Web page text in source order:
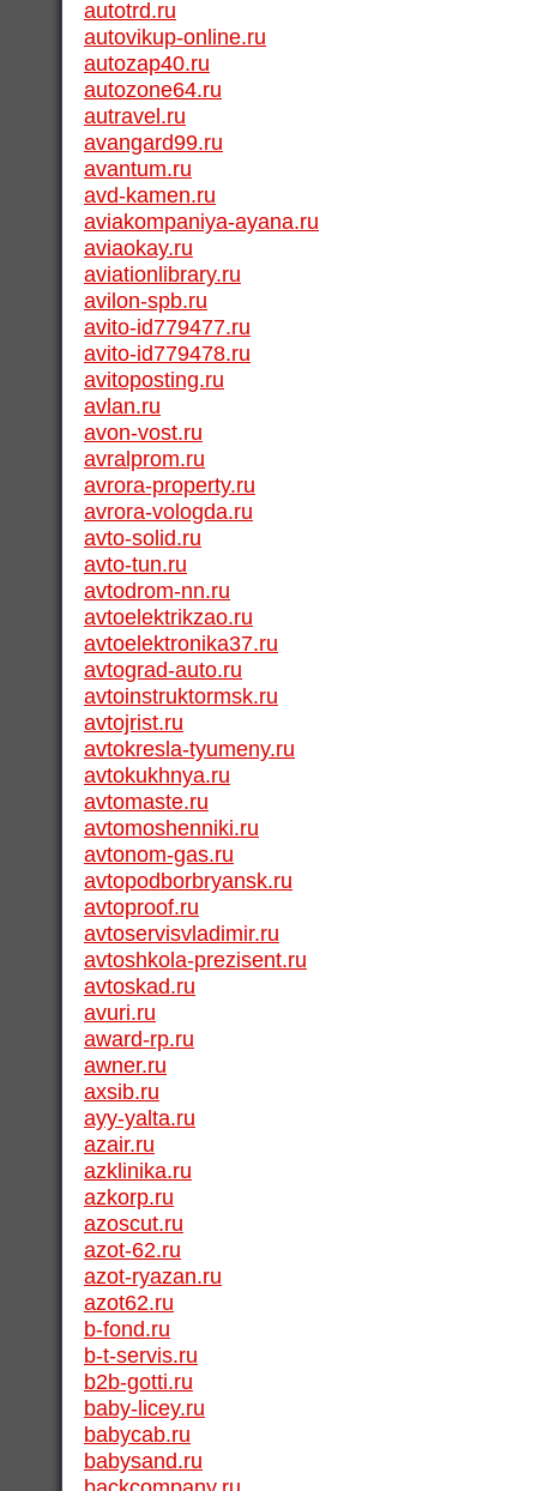
autotrd.ru
autovikup-online.ru
autozap40.ru
autozone64.ru
autravel.ru
avangard99.ru
avantum.ru
avd-kamen.ru
aviakompaniya-ayana.ru
aviaokay.ru
aviationlibrary.ru
avilon-spb.ru
avito-id779477.ru
avito-id779478.ru
avitoposting.ru
avlan.ru
avon-vost.ru
avralprom.ru
avrora-property.ru
avrora-vologda.ru
avto-solid.ru
avto-tun.ru
avtodrom-nn.ru
avtoelektrikzao.ru
avtoelektronika37.ru
avtograd-auto.ru
avtoinstruktormsk.ru
avtojrist.ru
avtokresla-tyumeny.ru
avtokukhnya.ru
avtomaste.ru
avtomoshenniki.ru
avtonom-gas.ru
avtopodborbryansk.ru
avtoproof.ru
avtoservisvladimir.ru
avtoshkola-prezisent.ru
avtoskad.ru
avuri.ru
award-rp.ru
awner.ru
axsib.ru
ayy-yalta.ru
azair.ru
azklinika.ru
azkorp.ru
azoscut.ru
azot-62.ru
azot-ryazan.ru
azot62.ru
b-fond.ru
b-t-servis.ru
b2b-gotti.ru
baby-licey.ru
babycab.ru
babysand.ru